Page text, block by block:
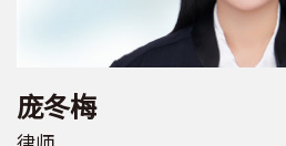
庞冬梅